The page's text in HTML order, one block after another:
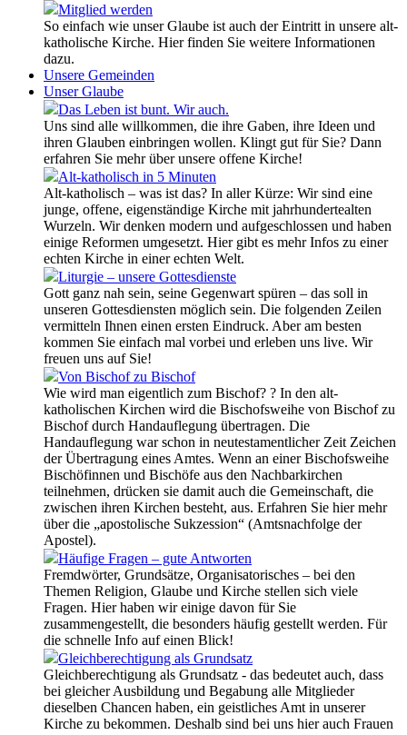
Mitglied werden
So einfach wie unser Glaube ist auch der Eintritt in unsere alt-
katholische Kirche. Hier finden Sie weitere Informationen
dazu.
Unsere Gemeinden
Unser Glaube
Das Leben ist bunt. Wir auch.
Uns sind alle willkommen, die ihre Gaben, ihre Ideen und
ihren Glauben einbringen wollen. Klingt gut für Sie? Dann
erfahren Sie mehr über unsere offene Kirche!
Alt-katholisch in 5 Minuten
Alt-katholisch – was ist das? In aller Kürze: Wir sind eine
junge, offene, eigenständige Kirche mit jahrhundertealten
Wurzeln. Wir denken modern und aufgeschlossen und haben
einige Reformen umgesetzt. Hier gibt es mehr Infos zu einer
echten Kirche in einer echten Welt.
Liturgie – unsere Gottesdienste
Gott ganz nah sein, seine Gegenwart spüren – das soll in
unseren Gottesdiensten möglich sein. Die folgenden Zeilen
vermitteln Ihnen einen ersten Eindruck. Aber am besten
kommen Sie einfach mal vorbei und erleben uns live. Wir
freuen uns auf Sie!
Von Bischof zu Bischof
Wie wird man eigentlich zum Bischof? ? In den alt-
katholischen Kirchen wird die Bischofsweihe von Bischof zu
Bischof durch Handauflegung übertragen. Die
Handauflegung war schon in neutestamentlicher Zeit Zeichen
der Übertragung eines Amtes. Wenn an einer Bischofsweihe
Bischöfinnen und Bischöfe aus den Nachbarkirchen
teilnehmen, drücken sie damit auch die Gemeinschaft, die
zwischen ihren Kirchen besteht, aus. Erfahren Sie hier mehr
über die „apostolische Sukzession“ (Amtsnachfolge der
Apostel).
Häufige Fragen – gute Antworten
Fremdwörter, Grundsätze, Organisatorisches – bei den
Themen Religion, Glaube und Kirche stellen sich viele
Fragen. Hier haben wir einige davon für Sie
zusammengestellt, die besonders häufig gestellt werden. Für
die schnelle Info auf einen Blick!
Gleichberechtigung als Grundsatz
Gleichberechtigung als Grundsatz - das bedeutet auch, dass
bei gleicher Ausbildung und Begabung alle Mitglieder
dieselben Chancen haben, ein geistliches Amt in unserer
Kirche zu bekommen. Deshalb sind bei uns hier auch Frauen